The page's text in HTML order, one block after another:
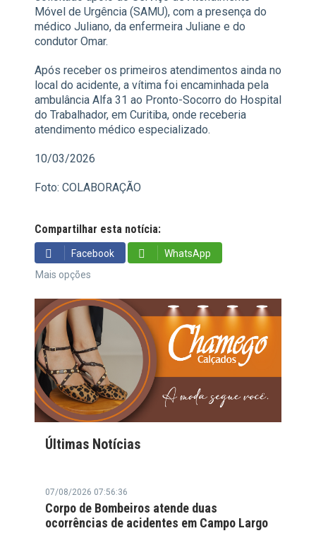
Móvel de Urgência (SAMU), com a presença do
médico Juliano, da enfermeira Juliane e do
condutor Omar.
Após receber os primeiros atendimentos ainda no
local do acidente, a vítima foi encaminhada pela
ambulância Alfa 31 ao Pronto-Socorro do Hospital
do Trabalhador, em Curitiba, onde receberia
atendimento médico especializado.
10/03/2026
Foto: COLABORAÇÃO
Compartilhar esta notícia:
Facebook
WhatsApp
Mais opções
Últimas Notícias
07/08/2026 07:56:36
Corpo de Bombeiros atende duas
ocorrências de acidentes em Campo Largo